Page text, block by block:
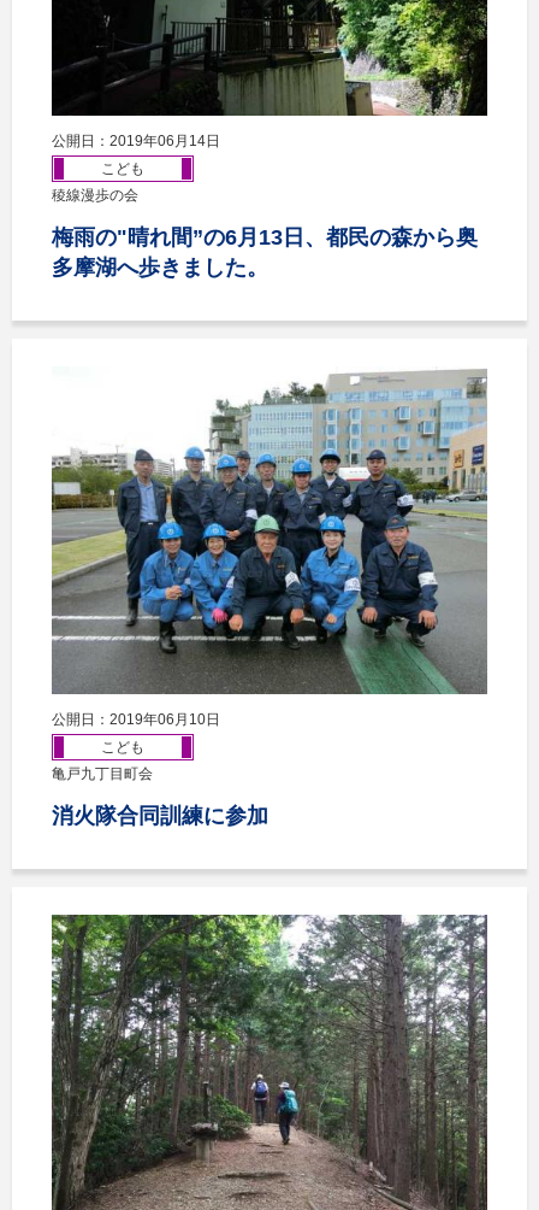
公開日：2019年06月14日
こども
稜線漫歩の会
梅雨の"晴れ間”の6月13日、都民の森から奥
多摩湖へ歩きました。
公開日：2019年06月10日
こども
亀戸九丁目町会
消火隊合同訓練に参加